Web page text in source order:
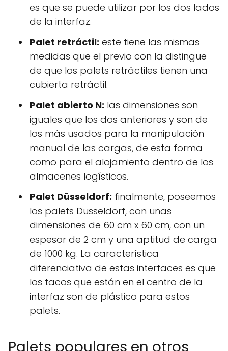
es que se puede utilizar por los dos lados
de la interfaz.
Palet retráctil: este tiene las mismas
medidas que el previo con la distingue
de que los palets retráctiles tienen una
cubierta retráctil.
Palet abierto N: las dimensiones son
iguales que los dos anteriores y son de
los más usados para la manipulación
manual de las cargas, de esta forma
como para el alojamiento dentro de los
almacenes logísticos.
Palet Düsseldorf: finalmente, poseemos
los palets Düsseldorf, con unas
dimensiones de 60 cm x 60 cm, con un
espesor de 2 cm y una aptitud de carga
de 1000 kg. La característica
diferenciativa de estas interfaces es que
los tacos que están en el centro de la
interfaz son de plástico para estos
palets.